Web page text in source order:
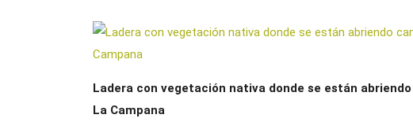
Ladera con vegetación nativa donde se están
La Campana